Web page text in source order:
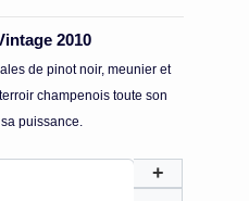
2010
de pinot noir, meunier et
champenois toute son
puissance.